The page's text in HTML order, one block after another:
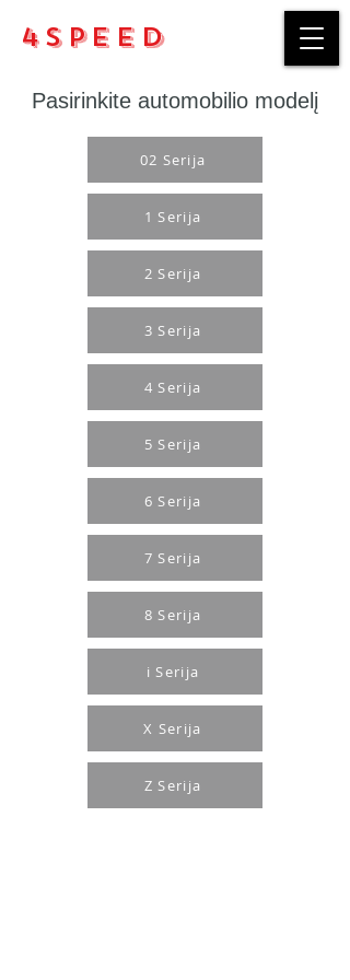
4Speed
Pasirinkite automobilio modelį
02 Serija
1 Serija
2 Serija
3 Serija
4 Serija
5 Serija
6 Serija
7 Serija
8 Serija
i Serija
X Serija
Z Serija